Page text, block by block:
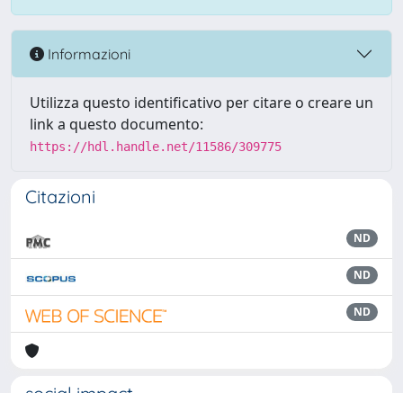
Informazioni
Utilizza questo identificativo per citare o creare un
link a questo documento:
https://hdl.handle.net/11586/309775
Citazioni
ND
ND
ND